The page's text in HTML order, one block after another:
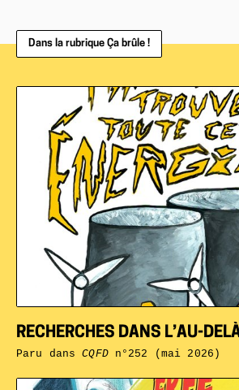
Dans la rubrique Ça brûle !
RECHERCHES DANS L’AU-
Paru dansCQFDn°252 (mai 2026)